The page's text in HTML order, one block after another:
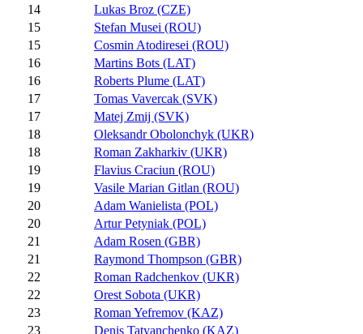
14
Lukas Broz (CZE)
15
Stefan Musei (ROU)
15
Cosmin Atodiresei (ROU)
16
Martins Bots (LAT)
16
Roberts Plume (LAT)
17
Tomas Vavercak (SVK)
17
Matej Zmij (SVK)
18
Oleksandr Obolonchyk (UKR)
18
Roman Zakharkiv (UKR)
19
Flavius Craciun (ROU)
19
Vasile Marian Gitlan (ROU)
20
Adam Wanielista (POL)
20
Artur Petyniak (POL)
21
Adam Rosen (GBR)
21
Raymond Thompson (GBR)
22
Roman Radchenkov (UKR)
22
Orest Sobota (UKR)
23
Roman Yefremov (KAZ)
23
Denis Tatyanchenko (KAZ)